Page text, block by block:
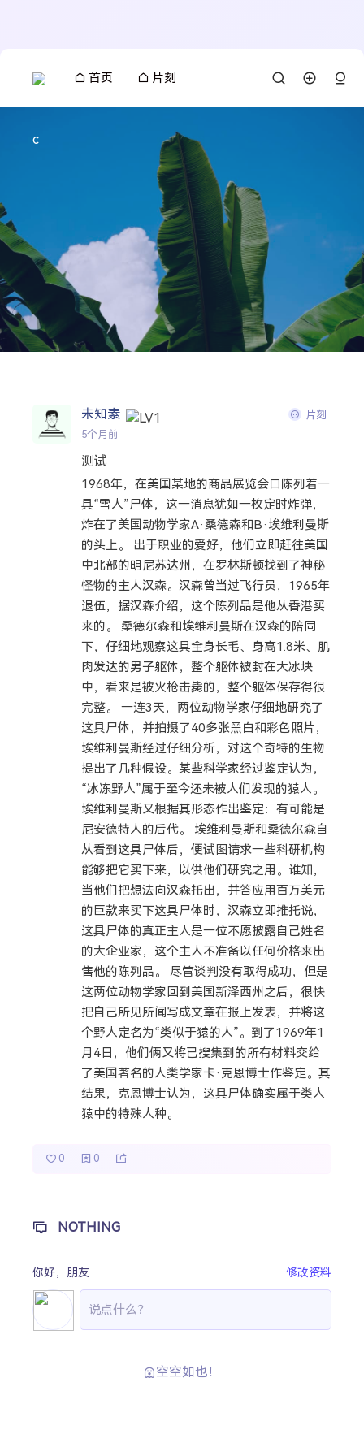
首页 片刻
音乐 微博 故事 杂志
c
未知素
片刻
5个月前
测试
1968年，在美国某地的商品展览会口陈列着一
具“雪人”尸体，这一消息犹如一枚定时炸弹，
炸在了美国动物学家A·桑德森和B·埃维利曼斯
的头上。 出于职业的爱好，他们立即赶往美国
中北部的明尼苏达州，在罗林斯顿找到了神秘
怪物的主人汉森。汉森曾当过飞行员，1965年
退伍，据汉森介绍，这个陈列品是他从香港买
来的。 桑德尔森和埃维利曼斯在汉森的陪同
下，仔细地观察这具全身长毛、身高1.8米、肌
肉发达的男子躯体，整个躯体被封在大冰块
中，看来是被火枪击毙的，整个躯体保存得很
完整。 一连3天，两位动物学家仔细地研究了
这具尸体，并拍摄了40多张黑白和彩色照片，
埃维利曼斯经过仔细分析，对这个奇特的生物
提出了几种假设。某些科学家经过鉴定认为，
“冰冻野人”属于至今还未被人们发现的猿人。
埃维利曼斯又根据其形态作出鉴定：有可能是
尼安德特人的后代。 埃维利曼斯和桑德尔森自
从看到这具尸体后，便试图请求一些科研机构
能够把它买下来，以供他们研究之用。谁知，
当他们把想法向汉森托出，并答应用百万美元
的巨款来买下这具尸体时，汉森立即推托说，
这具尸体的真正主人是一位不愿披露自己姓名
的大企业家，这个主人不准备以任何价格来出
售他的陈列品。 尽管谈判没有取得成功，但是
这两位动物学家回到美国新泽西州之后，很快
把自己所见所闻写成文章在报上发表，并将这
个野人定名为“类似于猿的人”。到了1969年1
月4日，他们俩又将已搜集到的所有材料交给
了美国著名的人类学家卡·克恩博士作鉴定。其
结果，克恩博士认为，这具尸体确实属于类人
猿中的特殊人种。
0 0
NOTHING
你好， 朋友 修改资料
空空如也！